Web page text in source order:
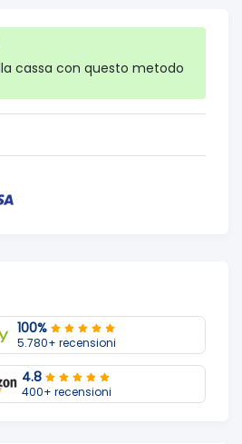
cassa con questo metodo
100%
5.780+ recensioni
4.8
400+ recensioni